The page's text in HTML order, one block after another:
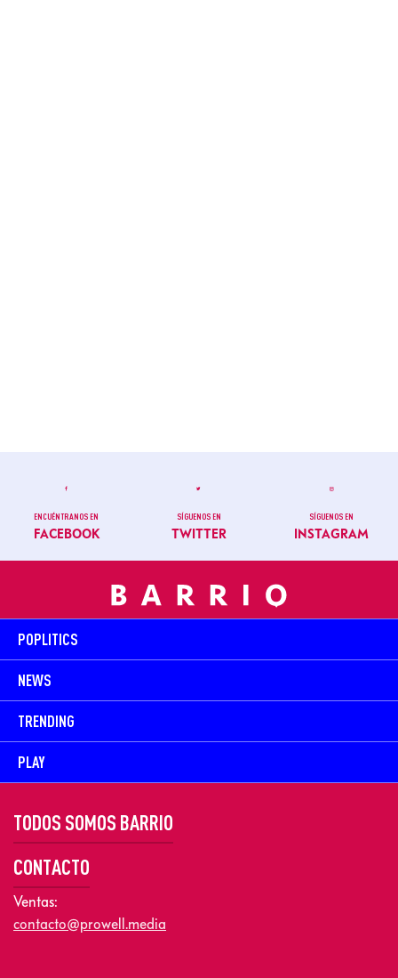
ENCUÉNTRANOS EN
FACEBOOK
SÍGUENOS EN
TWITTER
SÍGUENOS EN
INSTAGRAM
POPLITICS
NEWS
TRENDING
PLAY
TODOS SOMOS BARRIO
CONTACTO
Ventas:
contacto@prowell.media